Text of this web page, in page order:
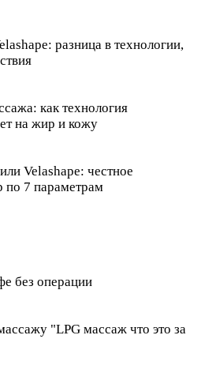
разница в технологии,
как технология
на жир и кожу
Velashape: честное
по 7 параметрам
без операции
"LPG массаж что это за